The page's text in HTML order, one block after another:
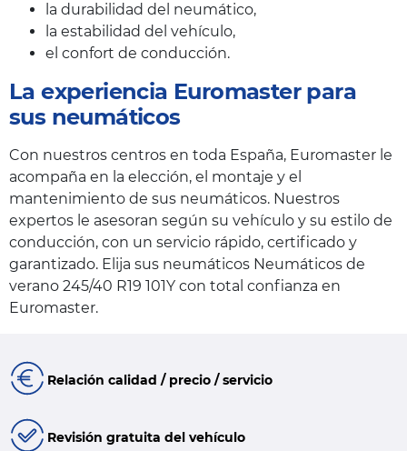
la durabilidad del neumático,
la estabilidad del vehículo,
el confort de conducción.
La experiencia Euromaster para
sus neumáticos
Con nuestros centros en toda España, Euromaster le
acompaña en la elección, el montaje y el
mantenimiento de sus neumáticos. Nuestros
expertos le asesoran según su vehículo y su estilo de
conducción, con un servicio rápido, certificado y
garantizado. Elija sus neumáticos Neumáticos de
verano 245/40 R19 101Y con total confianza en
Euromaster.
Relación calidad / precio / servicio
Revisión gratuita del vehículo